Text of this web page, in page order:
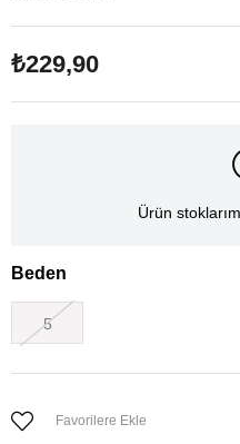
₺229,90
Ürün
Beden
5
Favorilere Ekle